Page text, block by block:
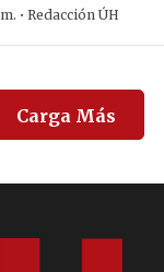
· Redacción ÚH
Carga Más